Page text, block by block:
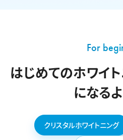
For
はじめてのホワイト
になるよ
クリスタルホワイトニング